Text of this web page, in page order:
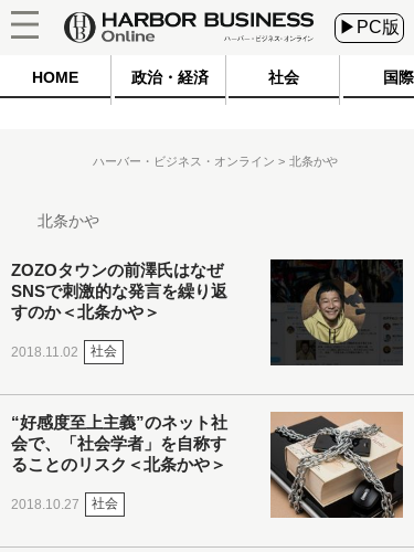
▶PC版
HOME 政治・経済 社会 国際
ハーバー・ビジネス・オンライン 北条かや
北条かや
ZOZOタウンの前澤氏はなぜ
SNSで刺激的な発言を繰り返
すのか＜北条かや＞
2018.11.02 社会
“好感度至上主義”のネット社
会で、「社会学者」を自称す
ることのリスク＜北条かや＞
2018.10.27 社会